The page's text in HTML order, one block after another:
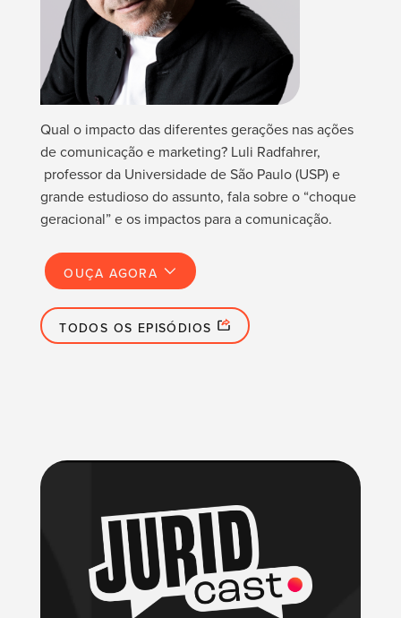
Qual o impacto das diferentes gerações nas ações
de comunicação e marketing? Luli Radfahrer,
professor da Universidade de São Paulo (USP) e
grande estudioso do assunto, fala sobre o “choque
geracional” e os impactos para a comunicação.
OUÇA AGORA
TODOS OS EPISÓDIOS